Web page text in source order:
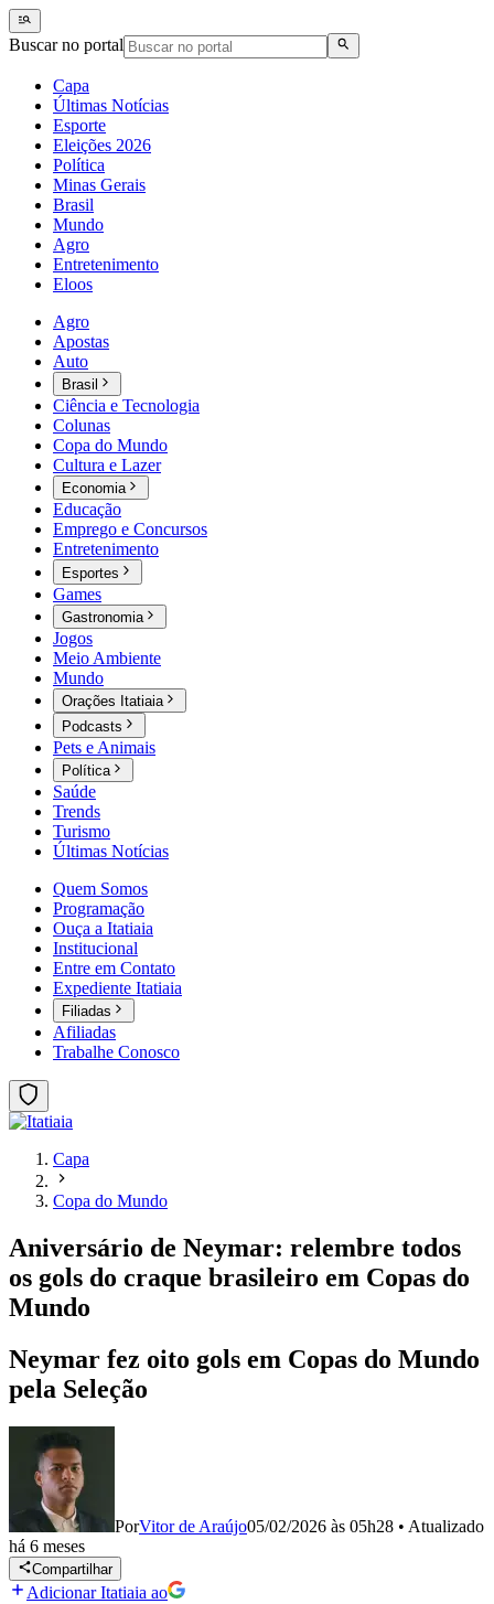
Buscar no portal
Capa
Últimas Notícias
Esporte
Eleições 2026
Política
Minas Gerais
Brasil
Mundo
Agro
Entretenimento
Eloos
Agro
Apostas
Auto
Brasil
Ciência e Tecnologia
Colunas
Copa do Mundo
Cultura e Lazer
Economia
Educação
Emprego e Concursos
Entretenimento
Esportes
Games
Gastronomia
Jogos
Meio Ambiente
Mundo
Orações Itatiaia
Podcasts
Pets e Animais
Política
Saúde
Trends
Turismo
Últimas Notícias
Quem Somos
Programação
Ouça a Itatiaia
Institucional
Entre em Contato
Expediente Itatiaia
Filiadas
Afiliadas
Trabalhe Conosco
Capa
Copa do Mundo
Aniversário de Neymar: relembre todos
os gols do craque brasileiro em Copas do
Mundo
Neymar fez oito gols em Copas do Mundo
pela Seleção
PorVitor de Araújo05/02/2026 às 05h28 • Atualizado
há 6 meses
Compartilhar
Adicionar Itatiaia ao